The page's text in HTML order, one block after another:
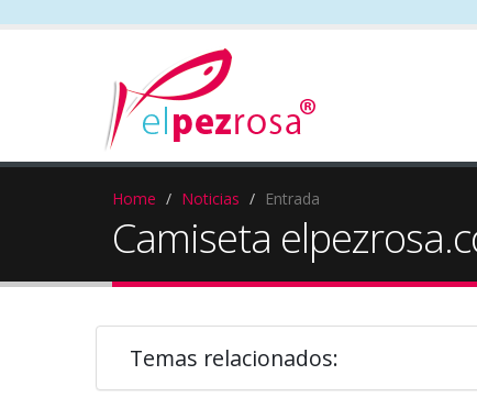
Home Noticias Entrada
Camiseta
Temas relacionados: